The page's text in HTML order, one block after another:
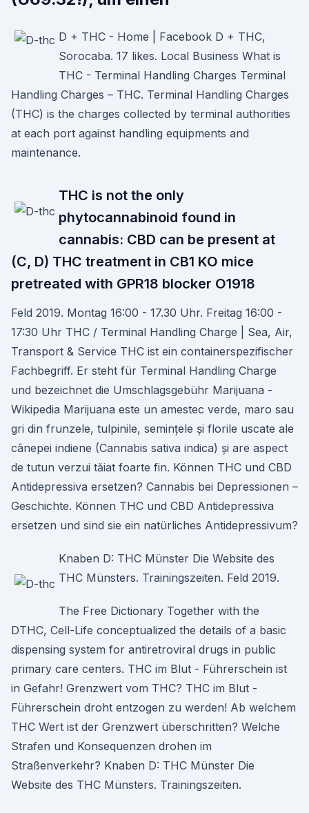
D + THC - Home | Facebook D + THC,
Sorocaba. 17 likes. Local Business What is
THC - Terminal Handling Charges Terminal
Handling Charges – THC. Terminal Handling Charges
(THC) is the charges collected by terminal authorities
at each port against handling equipments and
maintenance.
THC is not the only
phytocannabinoid found in
cannabis: CBD can be present at
(C, D) THC treatment in CB1 KO mice
pretreated with GPR18 blocker O1918
Feld 2019. Montag 16:00 - 17.30 Uhr. Freitag 16:00 -
17:30 Uhr THC / Terminal Handling Charge | Sea, Air,
Transport & Service THC ist ein containerspezifischer
Fachbegriff. Er steht für Terminal Handling Charge
und bezeichnet die Umschlagsgebühr Marijuana -
Wikipedia Marijuana este un amestec verde, maro sau
gri din frunzele, tulpinile, semințele și florile uscate ale
cânepei indiene (Cannabis sativa indica) și are aspect
de tutun verzui tăiat foarte fin. Können THC und CBD
Antidepressiva ersetzen? Cannabis bei Depressionen –
Geschichte. Können THC und CBD Antidepressiva
ersetzen und sind sie ein natürliches Antidepressivum?
Knaben D: THC Münster Die Website des
THC Münsters. Trainingszeiten. Feld 2019.
The Free Dictionary Together with the
DTHC, Cell-Life conceptualized the details of a basic
dispensing system for antiretroviral drugs in public
primary care centers. THC im Blut - Führerschein ist
in Gefahr! Grenzwert vom THC? THC im Blut -
Führerschein droht entzogen zu werden! Ab welchem
THC Wert ist der Grenzwert überschritten? Welche
Strafen und Konsequenzen drohen im
Straßenverkehr? Knaben D: THC Münster Die
Website des THC Münsters. Trainingszeiten.